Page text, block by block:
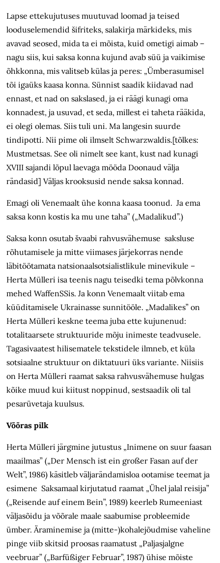
Lapse ettekujutuses muutuvad loomad ja teised
looduselemendid šifriteks, salakirja märkideks, mis
avavad seosed, mida ta ei mõista, kuid ometigi aimab –
nagu siis, kui saksa konna kujund avab süü ja vaikimise
õhkkonna, mis valitseb külas ja peres: „Ümberasumisel
tõi igaüks kaasa konna. Sünnist saadik kiidavad nad
ennast, et nad on sakslased, ja ei räägi kunagi oma
konnadest, ja usuvad, et seda, millest ei taheta rääkida,
ei olegi olemas. Siis tuli uni. Ma langesin suurde
tindipotti. Nii pime oli ilmselt Schwarzwaldis.[tõlkes:
Mustmetsas. See oli nimelt see kant, kust nad kunagi
XVIII sajandi lõpul laevaga mööda Doonaud välja
rändasid] Väljas krooksusid nende saksa konnad.
Emagi oli Venemaalt ühe konna kaasa toonud. Ja ema
saksa konn kostis ka mu une taha” („Madalikud”.)
Saksa konn osutab švaabi rahvusvähemuse saksluse
rõhutamisele ja mitte viimases järjekorras nende
läbitöötamata natsionaalsotsialistlikule minevikule –
Herta Mülleri isa teenis nagu teisedki tema põlvkonna
mehed WaffenSSis. Ja konn Venemaalt viitab ema
küüditamisele Ukrainasse sunnitööle. „Madalikes” on
Herta Mülleri keskne teema juba ette kujunenud:
totalitaarsete struktuuride mõju inimeste teadvusele.
Tagasivaatest hilisematele tekstidele ilmneb, et küla
sotsiaalne struktuur on diktatuuri üks variante. Niisiis
on Herta Mülleri raamat saksa rahvusvähemuse hulgas
kõike muud kui kiitust noppinud, sestsaadik oli tal
pesarüvetaja kuulsus.
Võõras pilk
Herta Mülleri järgmine jutustus „Inimene on suur faasan
maailmas” („Der Mensch ist ein großer Fasan auf der
Welt”, 1986) käsitleb väljarändamisloa ootamise teemat ja
esimene Saksamaal kirjutatud raamat „Ühel jalal reisija”
(„Reisende auf einem Bein”, 1989) keerleb Rumeeniast
väljasõidu ja võõrale maale saabumise probleemide
ümber. Äraminemise ja (mitte-)kohalejõudmise vaheline
pinge viib skitsid proosas raamatust „Paljasjalgne
veebruar” („Barfüßiger Februar”, 1987) ühise mõiste